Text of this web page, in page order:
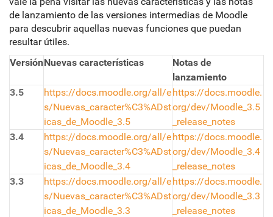
de lanzamiento de las versiones intermedias de Moodle
para descubrir aquellas nuevas funciones que puedan
resultar útiles.
VersiónNuevas características
Notas de
lanzamiento
3.5
https://docs.moodle.org/all/e
s/Nuevas_caracter%C3%ADst
icas_de_Moodle_3.5
https://docs.moodle.
org/dev/Moodle_3.5
_release_notes
3.4
https://docs.moodle.org/all/e
s/Nuevas_caracter%C3%ADst
icas_de_Moodle_3.4
https://docs.moodle.
org/dev/Moodle_3.4
_release_notes
3.3
https://docs.moodle.org/all/e
s/Nuevas_caracter%C3%ADst
icas_de_Moodle_3.3
https://docs.moodle.
org/dev/Moodle_3.3
_release_notes